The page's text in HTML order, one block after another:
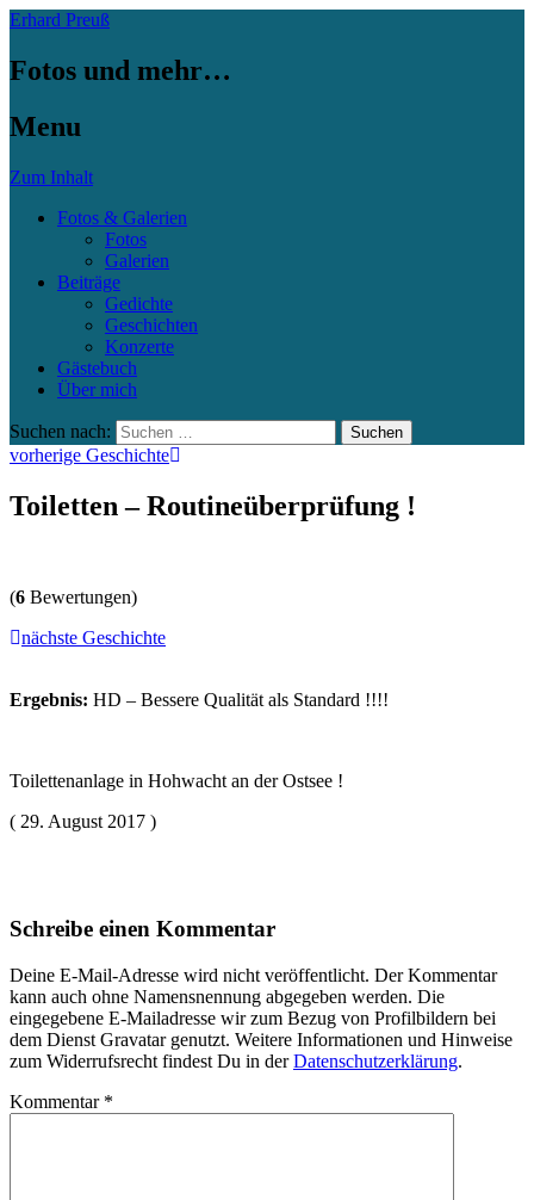
Erhard Preuß
Fotos und mehr…
Menu
Zum Inhalt
Fotos & Galerien
Fotos
Galerien
Beiträge
Gedichte
Geschichten
Konzerte
Gästebuch
Über mich
Suchen nach:
vorherige Geschichte
Toiletten – Routineüberprüfung !
(6 Bewertungen)
nächste Geschichte
Ergebnis: HD – Bessere Qualität als Standard !!!!
Toilettenanlage in Hohwacht an der Ostsee !
( 29. August 2017 )
Schreibe einen Kommentar
Deine E-Mail-Adresse wird nicht veröffentlicht. Der Kommentar
kann auch ohne Namensnennung abgegeben werden. Die
eingegebene E-Mailadresse wir zum Bezug von Profilbildern bei
dem Dienst Gravatar genutzt. Weitere Informationen und Hinweise
zum Widerrufsrecht findest Du in derDatenschutzerklärung.
Kommentar *